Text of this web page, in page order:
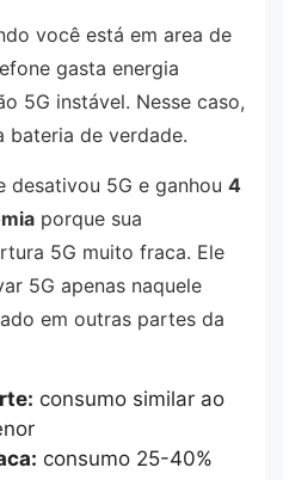
você está em area de
gasta energia
5G instável. Nesse caso,
bateria de verdade.
desativou 5G e ganhou 4
porque sua
5G muito fraca. Ele
5G apenas naquele
em outras partes da
consumo similar ao
consumo 25-40%